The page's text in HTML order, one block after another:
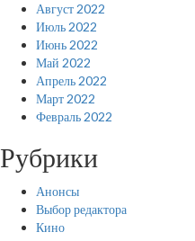
Август 2022
Июль 2022
Июнь 2022
Май 2022
Апрель 2022
Март 2022
Февраль 2022
Рубрики
Анонсы
Выбор редактора
Кино